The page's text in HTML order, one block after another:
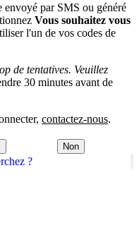
?
envoyé par SMS ou généré
Vous souhaitez vous
l'un de vos codes de
de tentatives. Veuillez
30 minutes avant de
contactez-nous.
Non